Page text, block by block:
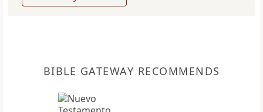
BIBLE GATEWAY RECOMMENDS